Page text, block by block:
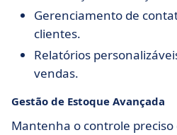
Gerenciamento de
clientes.
Relatórios
vendas.
Gestão de Estoque Avançada
Mantenha o controle preciso